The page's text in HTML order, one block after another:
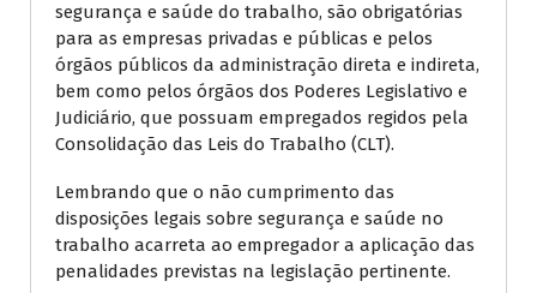
segurança e saúde do trabalho, são obrigatórias
para as empresas privadas e públicas e pelos
órgãos públicos da administração direta e indireta,
bem como pelos órgãos dos Poderes Legislativo e
Judiciário, que possuam empregados regidos pela
Consolidação das Leis do Trabalho (CLT).
Lembrando que o não cumprimento das
disposições legais sobre segurança e saúde no
trabalho acarreta ao empregador a aplicação das
penalidades previstas na legislação pertinente.